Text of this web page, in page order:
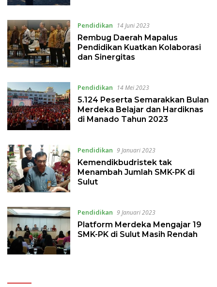
Pendidikan 14 Juni 2023
Rembug Daerah Mapalus
Pendidikan Kuatkan Kolaborasi
dan Sinergitas
Pendidikan 14 Mei 2023
5.124 Peserta Semarakkan Bulan
Merdeka Belajar dan Hardiknas
di Manado Tahun 2023
Pendidikan 9 Januari 2023
Kemendikbudristek tak
Menambah Jumlah SMK-PK di
Sulut
Pendidikan 9 Januari 2023
Platform Merdeka Mengajar 19
SMK-PK di Sulut Masih Rendah